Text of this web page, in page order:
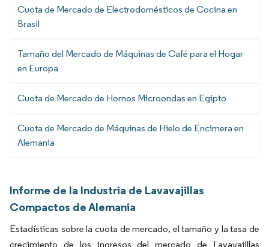
Cuota de Mercado de Electrodomésticos de Cocina en
Brasil
Tamaño del Mercado de Máquinas de Café para el Hogar
en Europa
Cuota de Mercado de Hornos Microondas en Egipto
Cuota de Mercado de Máquinas de Hielo de Encimera en
Alemania
Informe de la Industria de Lavavajillas
Compactos de Alemania
Estadísticas sobre la cuota de mercado, el tamaño y la tasa de
crecimiento de los ingresos del mercado de Lavavajillas